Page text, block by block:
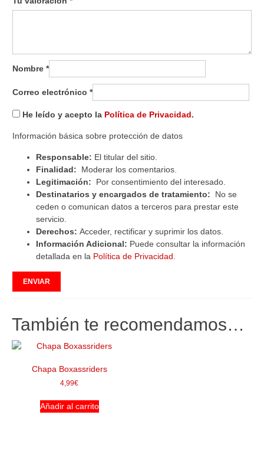
Nombre *
Correo electrónico *
He leído y acepto la Política de Privacidad.
Información básica sobre protección de datos
Responsable: El titular del sitio.
Finalidad: Moderar los comentarios.
Legitimación: Por consentimiento del interesado.
Destinatarios y encargados de tratamiento: No se
ceden o comunican datos a terceros para prestar este
servicio.
Derechos: Acceder, rectificar y suprimir los datos.
Información Adicional: Puede consultar la información
detallada en la Política de Privacidad
También te recomendamos…
Chapa Boxassriders
4,99€
Añadir al carrito